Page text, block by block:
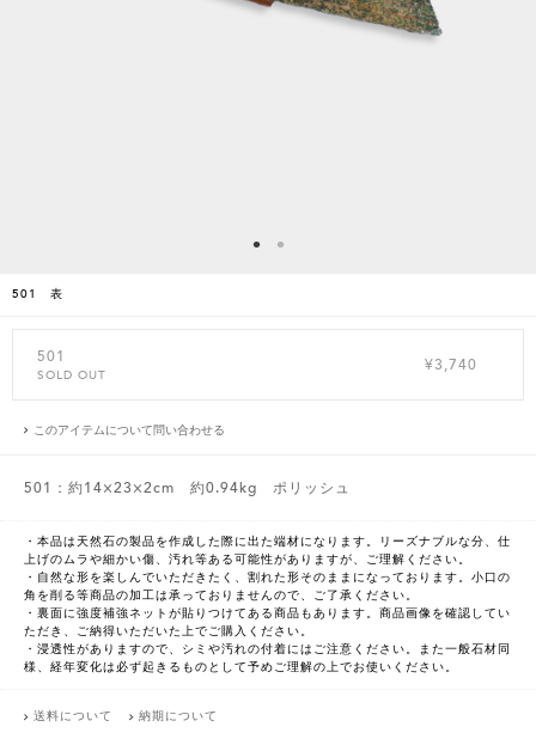
501 表
501
SOLD OUT
¥3,740
このアイテムについて問い合わせる
501：約14×23×2cm 約0.94kg ポリッシュ
・本品は天然石の製品を作成した際に出た端材になります。リーズナブルな分、仕
上げのムラや細かい傷、汚れ等ある可能性がありますが、ご理解ください。
・自然な形を楽しんでいただきたく、割れた形そのままになっております。小口の
角を削る等商品の加工は承っておりませんので、ご了承ください。
・裏面に強度補強ネットが貼りつけてある商品もあります。商品画像を確認してい
ただき、ご納得いただいた上でご購入ください。
・浸透性がありますので、シミや汚れの付着にはご注意ください。また一般石材同
様、経年変化は必ず起きるものとして予めご理解の上でお使いください。
送料について 納期について